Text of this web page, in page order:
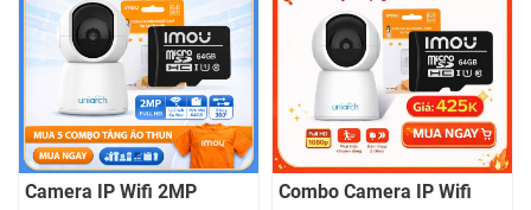
Camera IP Wifi 2MP
Combo Camera IP Wifi